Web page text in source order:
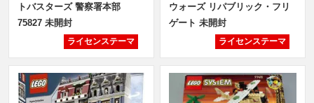
トバスターズ 警察署本部
75827 未開封
ライセンステーマ
ウォーズ リパブリック・フリ
ゲート 未開封
ライセンステーマ